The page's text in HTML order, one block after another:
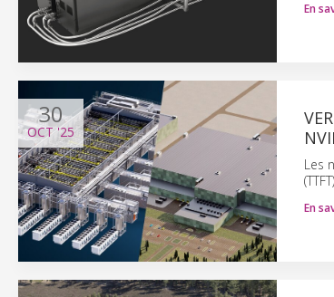
En
30
OCT'25
Les
En